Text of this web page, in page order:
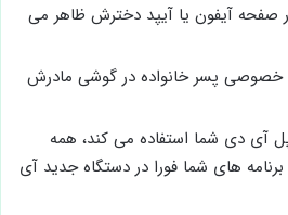
صفحه آیفون یا آیپد دخترش ظاهر می
پسر خانواده در گوشی مادرش
آی دی شما استفاده می کند، همه
های شما فورا در دستگاه جدید آی